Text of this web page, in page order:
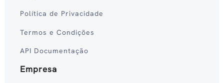
Política de Privacidade
Termos e Condições
API Documentação
Empresa